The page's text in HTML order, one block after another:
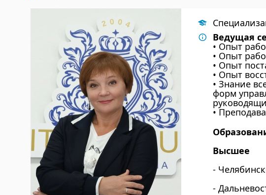
Ведущая
• Опыт
• Опыт
• Опыт
• Опыт
• Знание
форм
•
Высшее
-
-